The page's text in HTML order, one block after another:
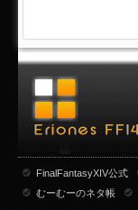
FinalFantasyXIV公式
むーむーのネタ帳